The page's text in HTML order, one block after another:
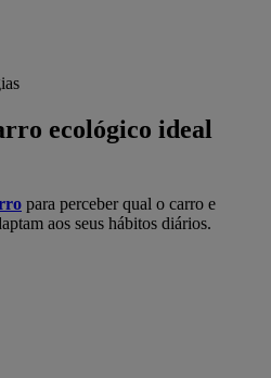
ecológico ideal
para perceber qual o carro e
aos seus hábitos diários.